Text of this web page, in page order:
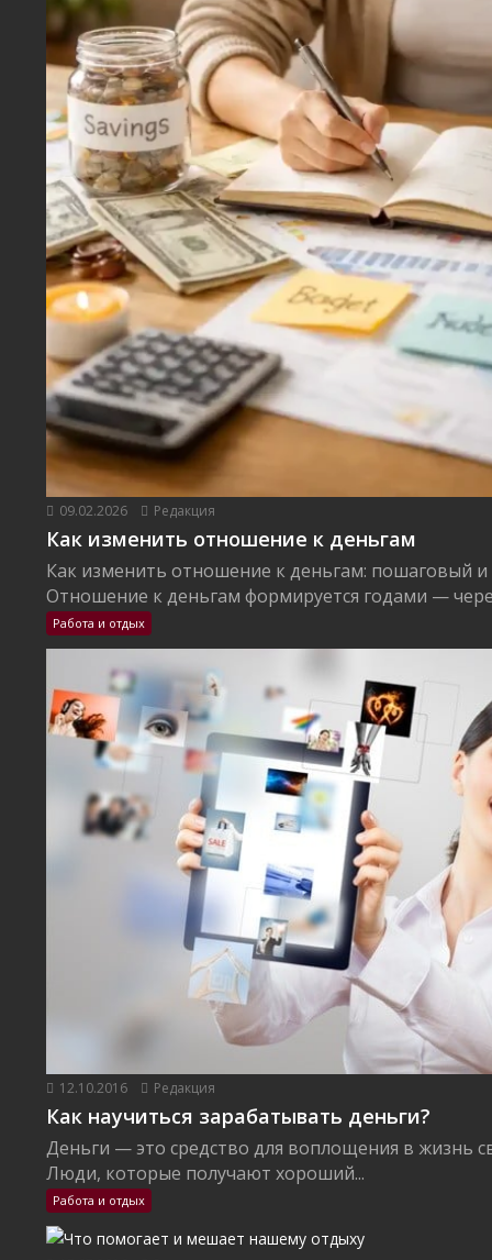
09.02.2026 Редакция
Как изменить отношение к деньгам
Как изменить отношение к деньгам: пошаговый
Отношение к деньгам формируется годами —
Работа и отдых
12.10.2016 Редакция
Как научиться зарабатывать деньги?
Деньги — это средство для воплощения в жизнь
Люди, которые получают хороший...
Работа и отдых